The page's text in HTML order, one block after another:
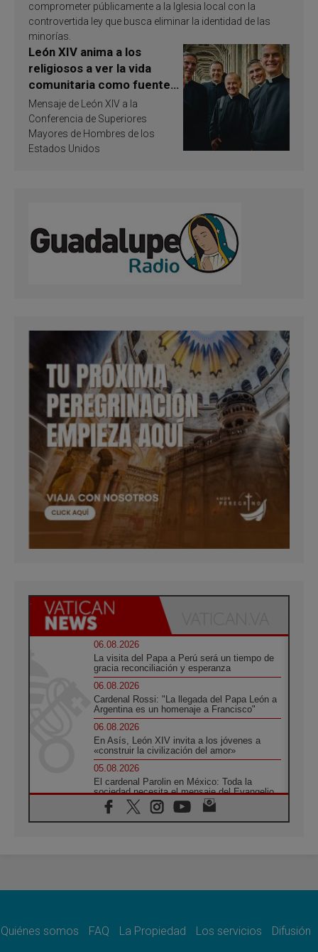
comprometer públicamente a la Iglesia local con la
controvertida ley que busca eliminar la identidad de las
minorías.
León XIV anima a los
religiosos a ver la vida
comunitaria como fuente
de inspiración y
santificación
Mensaje de León XIV a la
Conferencia de Superiores
Mayores de Hombres de los
Estados Unidos
06.08.2026
La visita del Papa a Perú será un tiempo de
gracia reconciliación y esperanza
06.08.2026
Cardenal Rossi: "La llegada del Papa León a
Argentina es un homenaje a Francisco"
06.08.2026
En Asís, León XIV invita a los jóvenes a
«construir la civilización del amor»
05.08.2026
El cardenal Parolin en México: Toda la
sociedad necesita el mensaje del Evangelio
05.08.2026
Santa María la Mayor, Makrickas: La gracia
Francisco, a la espera de León
Quiénes somos FAQ La Propiedad Los servicios
Difusión